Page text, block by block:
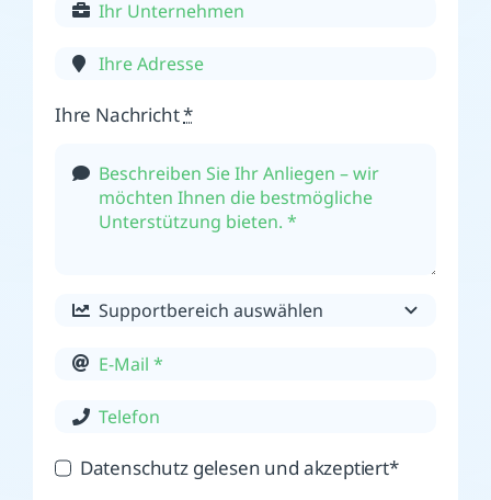
Ihre Nachricht*
Datenschutz gelesen und akzeptiert*